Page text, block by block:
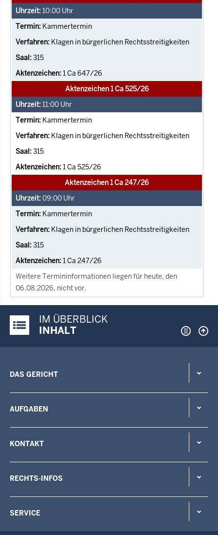
10:00 Uhr
Kammertermin
Klagen in bürgerlichen Rechtsstreitigkeiten
315
1 Ca 647/26
Aktenzeichen 1 Ca 525/26
11:00 Uhr
Kammertermin
Klagen in bürgerlichen Rechtsstreitigkeiten
315
1 Ca 525/26
Aktenzeichen 1 Ca 247/26
09:00 Uhr
Kammertermin
Klagen in bürgerlichen Rechtsstreitigkeiten
315
1 Ca 247/26
Weitere Termininformationen liegen für heute, den
06.08.2026, nicht vor.
Justiz-Portal im Überblick:
IM ÜBERBLICK
INHALT
DAS GERICHT
AUFGABEN
KONTAKT
RECHTS-INFOS
SERVICE